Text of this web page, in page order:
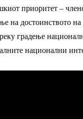
приоритет –
на достоинството
градење
национални